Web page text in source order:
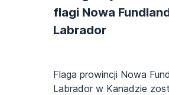
flagi Nowa
Labrador
Flaga prowincji Nowa
Labrador w Kanadzie